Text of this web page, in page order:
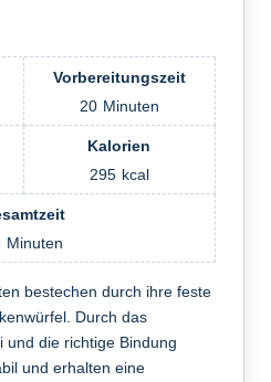
Vorbereitungszeit
20 Minuten
Kalorien
295 kcal
Minuten
bestechen durch ihre feste
Durch das
und die richtige Bindung
und erhalten eine